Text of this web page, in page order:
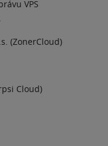
VPS
(ZonerCloud)
Cloud)